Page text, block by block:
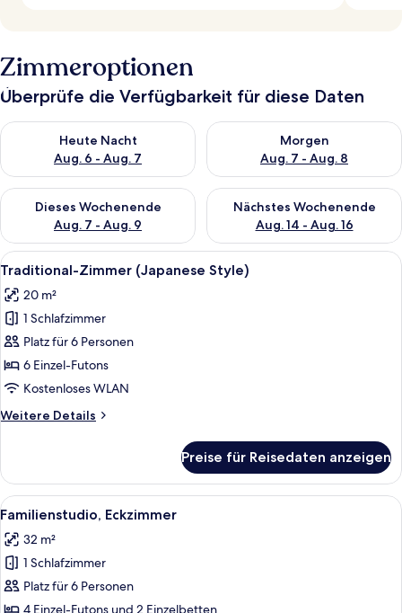
Zimmeroptionen
Überprüfe die Verfügbarkeit für diese Daten
Heute Nacht
Aug. 6 - Aug. 7
Überprüfe die Verfügbarkeit für heute Nacht, Aug. 6 - Aug. 7.
Morgen
Aug. 7 - Aug. 8
Überprüfe die Verfügbarkeit
Dieses Wochenende
Aug. 7 - Aug. 9
Überprüfe die Verfügbarkeit für dieses Wochenende, Aug. 7
Nächstes Wochenende
Aug. 14 - Aug. 16
Überprüfe die Verfügbarkeit
Alle
Fotos
für
Traditional-
Zimmer
(Japanese
Style)
Ein traditioneller japanischer Raum
9
Traditional-Zimmer (Japanese Style)
20 m²
1 Schlafzimmer
Platz für 6 Personen
6 Einzel-Futons
Kostenloses WLAN
Weitere Details
Weitere
Zimmer
(Japanese
Style)
Preise für Reisedaten anzeigen
Alle
Fotos
für
Familienstudio,
Eckzimmer
anzeigen
Ein traditioneller japanischer Raum
9
Familienstudio, Eckzimmer
32 m²
1 Schlafzimmer
Platz für 6 Personen
4 Einzel-Futons und 2 Einzelbetten